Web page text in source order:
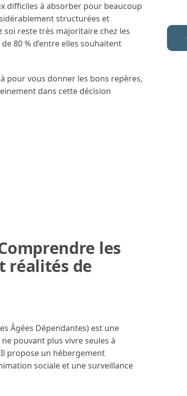
difficiles à absorber pour beaucoup
structurées et
soi reste très majoritaire chez les
80 % d’entre elles souhaitent
pour vous donner les bons repères,
dans cette décision
les
réalités de
Âgées Dépendantes) est une
pouvant plus vivre seules à
propose un hébergement
sociale et une surveillance